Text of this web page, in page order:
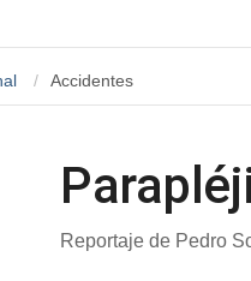
Accidentes
Reportaje de Pedro